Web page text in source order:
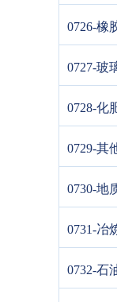
0726-橡
0727-玻
0728-化
0729-其
0730-地
0731-冶
0732-石